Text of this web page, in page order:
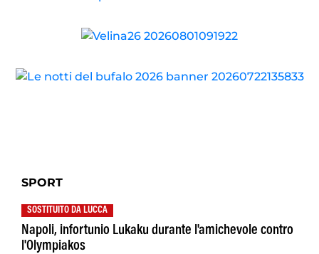
SPORT
SOSTITUITO DA LUCCA
Napoli, infortunio Lukaku durante l'amichevole contro
l'Olympiakos